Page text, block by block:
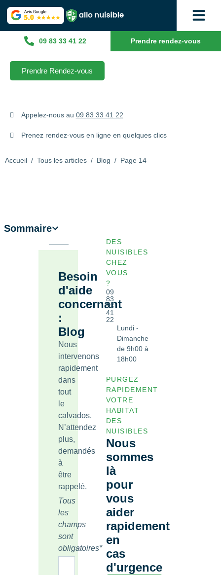
09 83 33 41 22 Prendre rendez-vous
Prendre Rendez-vous
Appelez-nous au 09 83 33 41 22
Prenez rendez-vous en ligne en quelques clics
Accueil / Tous les articles / Blog / Page 14
Sommaire
Besoin
d'aide
concernant
:
Blog
Nous
intervenons
rapidement
dans
tout
le
calvados.
N’attendez
plus,
demandés
à
être
rappelé.
Tous
les
champs
sont
obligatoires*
DES
NUISIBLES
CHEZ
VOUS
?
09
83
33
41
22
Lundi -
Dimanche
de 9h00 à
18h00
PURGEZ
RAPIDEMENT
VOTRE
HABITAT
DES
NUISIBLES
Nous
sommes
là
pour
vous
aider
rapidement
en
cas
d'urgence